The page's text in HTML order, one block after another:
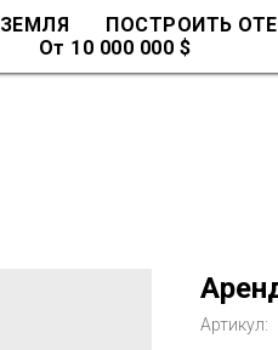
ЗЕМЛЯ ПОСТРОИТЬ
От 10 000 000 $
Артикул: